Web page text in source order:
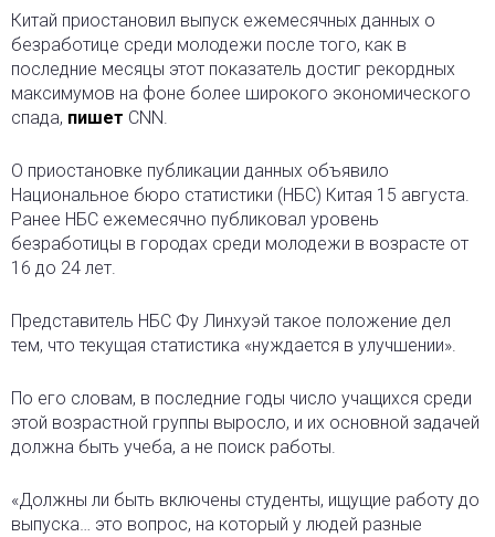
Китай приостановил выпуск ежемесячных данных о
безработице среди молодежи после того, как в
последние месяцы этот показатель достиг рекордных
максимумов на фоне более широкого экономического
спада, пишет CNN.
О приостановке публикации данных объявило
Национальное бюро статистики (НБС) Китая 15 августа.
Ранее НБС ежемесячно публиковал уровень
безработицы в городах среди молодежи в возрасте от
16 до 24 лет.
Представитель НБС Фу Линхуэй такое положение дел
тем, что текущая статистика «нуждается в улучшении».
По его словам, в последние годы число учащихся среди
этой возрастной группы выросло, и их основной задачей
должна быть учеба, а не поиск работы.
«Должны ли быть включены студенты, ищущие работу до
выпуска… это вопрос, на который у людей разные